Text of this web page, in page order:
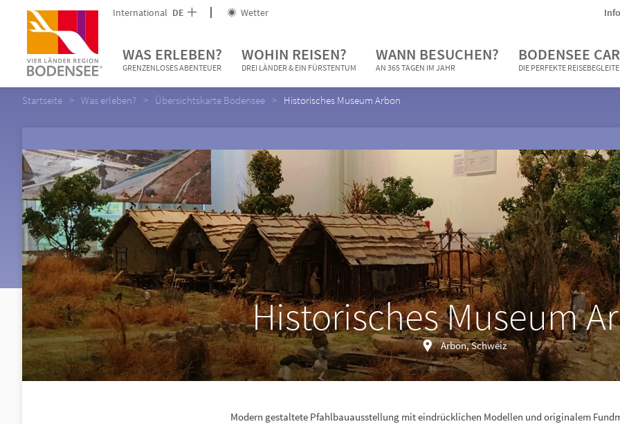
International DE Wetter
WAS ERLEBEN?
GRENZENLOSES ABENTEUER
WOHIN REISEN?
DREI LÄNDER & EIN FÜRSTENTUM
WANN BESUCHEN?
AN 365 TAGEN IM JAHR
BODENSEE
DIE PERFEKTE
Startseite Was erleben? Übersichtskarte Bodensee Historisches Museum Arbon
Historisches Museum
Arbon, Schweiz
Modern gestaltete Pfahlbauausstellung mit eindrücklichen Modellen und originalem